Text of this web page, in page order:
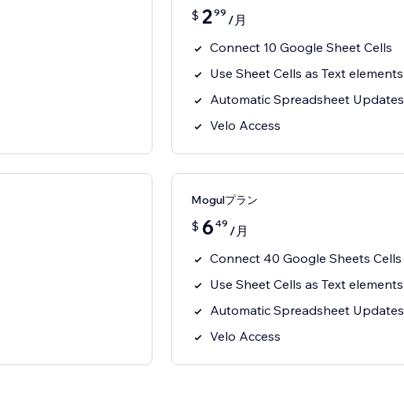
$ 299 /月
Connect 10 Google Sheet Cells
Use Sheet Cells as Text elements
Automatic Spreadsheet Updates
Velo Access
Mogulプラン
$ 6 49 /月
Connect 40 Google Sheets Cells
Use Sheet Cells as Text elements
Automatic Spreadsheet Updates
Velo Access